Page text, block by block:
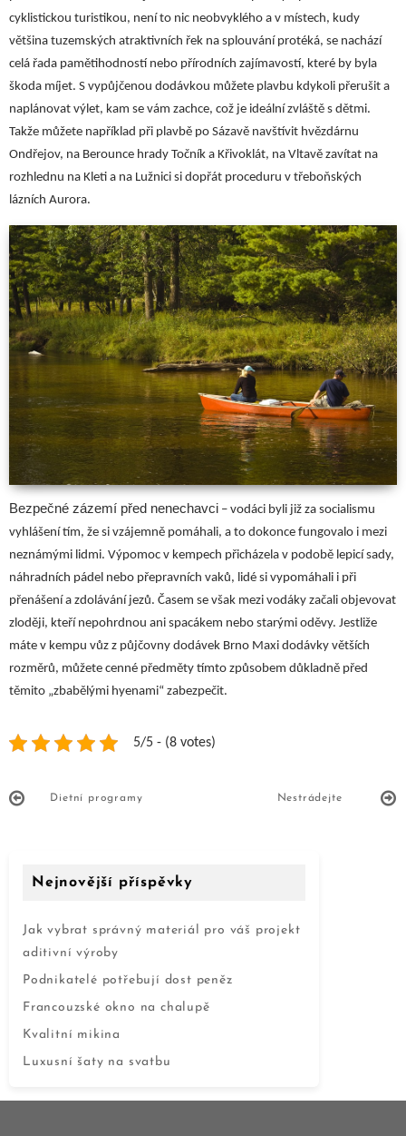
cyklistickou turistikou, není to nic neobvyklého a v místech, kudy
většina tuzemských atraktivních řek na splouvání protéká, se nachází
celá řada pamětihodností nebo přírodních zajímavostí, které by byla
škoda míjet. S vypůjčenou dodávkou můžete plavbu kdykoli přerušit a
naplánovat výlet, kam se vám zachce, což je ideální zvláště s dětmi.
Takže můžete například při plavbě po Sázavě navštívit hvězdárnu
Ondřejov, na Berounce hrady Točník a Křivoklát, na Vltavě zavítat na
rozhlednu na Kleti a na Lužnici si dopřát proceduru v třeboňských
lázních Aurora.
Bezpečné zázemí před nenechavci – vodáci byli již za socialismu
vyhlášení tím, že si vzájemně pomáhali, a to dokonce fungovalo i mezi
neznámými lidmi. Výpomoc v kempech přicházela v podobě lepicí sady,
náhradních pádel nebo přepravních vaků, lidé si vypomáhali i při
přenášení a zdolávání jezů. Časem se však mezi vodáky začali objevovat
zloději, kteří nepohrdnou ani spacákem nebo starými oděvy. Jestliže
máte v kempu vůz z půjčovny dodávek Brno Maxi dodávky větších
rozměrů, můžete cenné předměty tímto způsobem důkladně před
těmito „zbabělými hyenami“ zabezpečit.
5/5 - (8 votes)
Dietní programy Nestrádejte
Nejnovější příspěvky
Jak vybrat správný materiál pro váš projekt
aditivní výroby
Podnikatelé potřebují dost peněz
Francouzské okno na chalupě
Kvalitní mikina
Luxusní šaty na svatbu